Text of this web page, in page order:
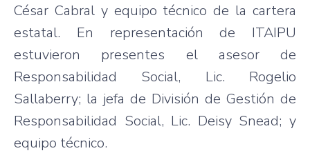
César Cabral y equipo técnico de la cartera
estatal. En representación de ITAIPU
estuvieron presentes el asesor de
Responsabilidad Social, Lic. Rogelio
Sallaberry; la jefa de División de Gestión de
Responsabilidad Social, Lic. Deisy Snead; y
equipo técnico.